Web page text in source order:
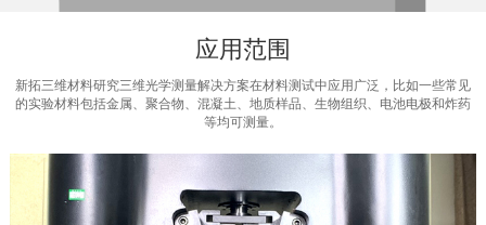
应用范围
新拓三维材料研究三维光学测量解决方案在材料测试中应用广泛，比如一些常见
的实验材料包括金属、聚合物、混凝土、地质样品、生物组织、电池电极和炸药
等均可测量。